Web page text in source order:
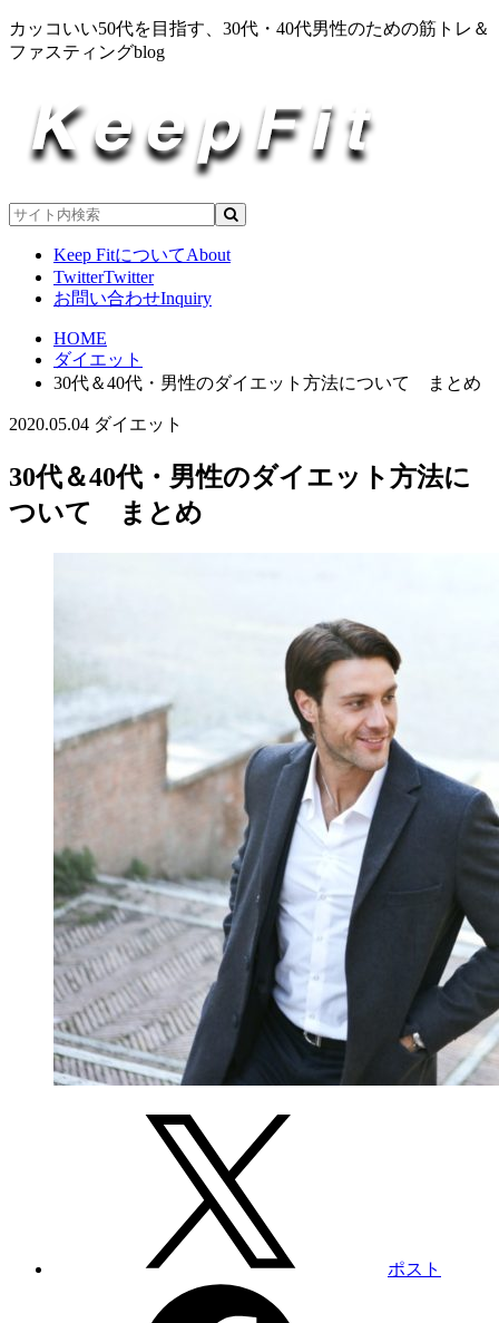
カッコいい50代を目指す、30代・40代男性のための筋トレ＆
ファスティングblog
Keep FitについてAbout
TwitterTwitter
お問い合わせInquiry
HOME
ダイエット
30代＆40代・男性のダイエット方法について まとめ
2020.05.04 ダイエット
30代＆40代・男性のダイエット方法に
ついて まとめ
ポスト